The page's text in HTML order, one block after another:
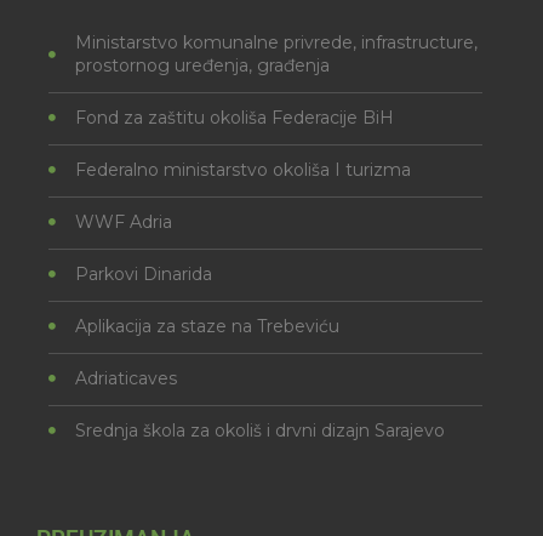
Ministarstvo komunalne privrede, infrastructure,
prostornog uređenja, građenja
Fond za zaštitu okoliša Federacije BiH
Federalno ministarstvo okoliša I turizma
WWF Adria
Parkovi Dinarida
Aplikacija za staze na Trebeviću
Adriaticaves
Srednja škola za okoliš i drvni dizajn Sarajevo